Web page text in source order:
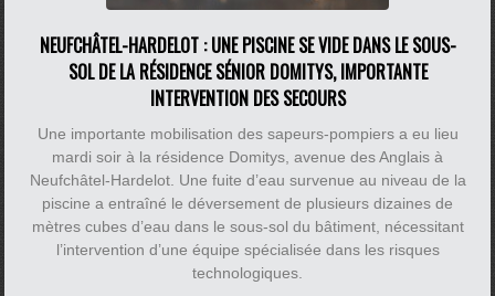
NEUFCHÂTEL-HARDELOT : UNE PISCINE SE VIDE DANS LE SOUS-
SOL DE LA RÉSIDENCE SÉNIOR DOMITYS, IMPORTANTE
INTERVENTION DES SECOURS
Une importante mobilisation des sapeurs-pompiers a eu lieu
mardi soir à la résidence Domitys, avenue des Anglais à
Neufchâtel-Hardelot. Une fuite d’eau survenue au niveau de la
piscine a entraîné le déversement de plusieurs dizaines de
mètres cubes d’eau dans le sous-sol du bâtiment, nécessitant
l’intervention d’une équipe spécialisée dans les risques
technologiques.